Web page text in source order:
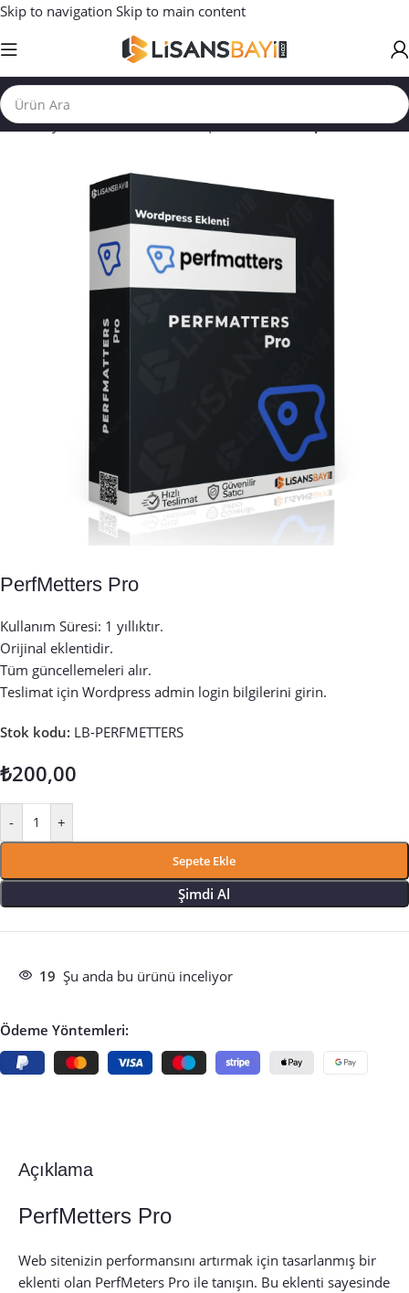
Skip to navigation Skip to main content
Ana Sayfa/ WORDPRESS TEMA | EKLENTİ/ Wordpress Eklenti
PerfMetters Pro
Kullanım Süresi: 1 yıllıktır.
Orijinal eklentidir.
Tüm güncellemeleri alır.
Teslimat için Wordpress admin login bilgilerini girin.
Stok kodu: LB-PERFMETTERS
₺200,00
- +
Sepete Ekle
Şimdi Al
19 Şu anda bu ürünü inceliyor
Ödeme Yöntemleri:
Açıklama
PerfMetters Pro
Web sitenizin performansını artırmak için tasarlanmış bir
eklenti olan PerfMeters Pro ile tanışın. Bu eklenti sayesinde